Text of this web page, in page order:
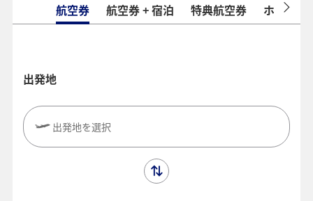
航空券 航空券 + 宿泊 特典航空券 ホテル
出発地
出発地を選択